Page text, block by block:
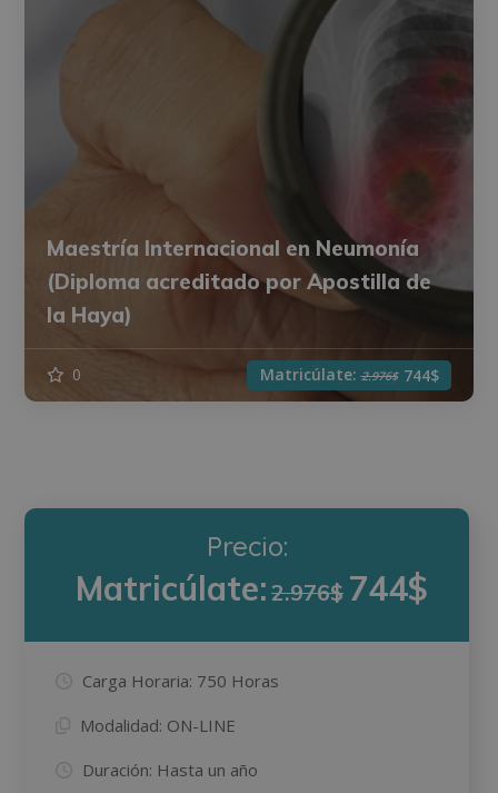
Maestría Internacional en Neumonía
(Diploma acreditado por Apostilla de
la Haya)
0 Matricúlate:2.976$ 744$
Precio:
Matricúlate:2.976$ 744$
Carga Horaria: 750 Horas
Modalidad: ON-LINE
Duración: Hasta un año